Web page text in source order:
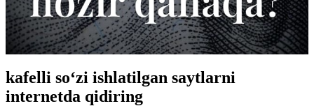
kafelli so‘zi ishlatilgan saytlarni
internetda qidiring